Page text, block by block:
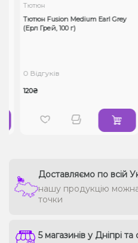
Тютюн
Тютюн Fusion Medium Earl Grey
(Ерл Грей, 100 г)
0 Відгуків
120₴
Доставляємо по всій
нашу продукцію
точки
5 магазинів у Дніпрі та